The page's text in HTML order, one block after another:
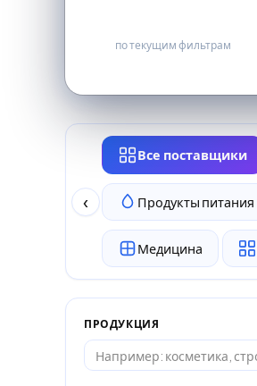
по текущим фильтрам
‹
Все поставщики
Продукты питания
Медицина
ПРОДУКЦИЯ